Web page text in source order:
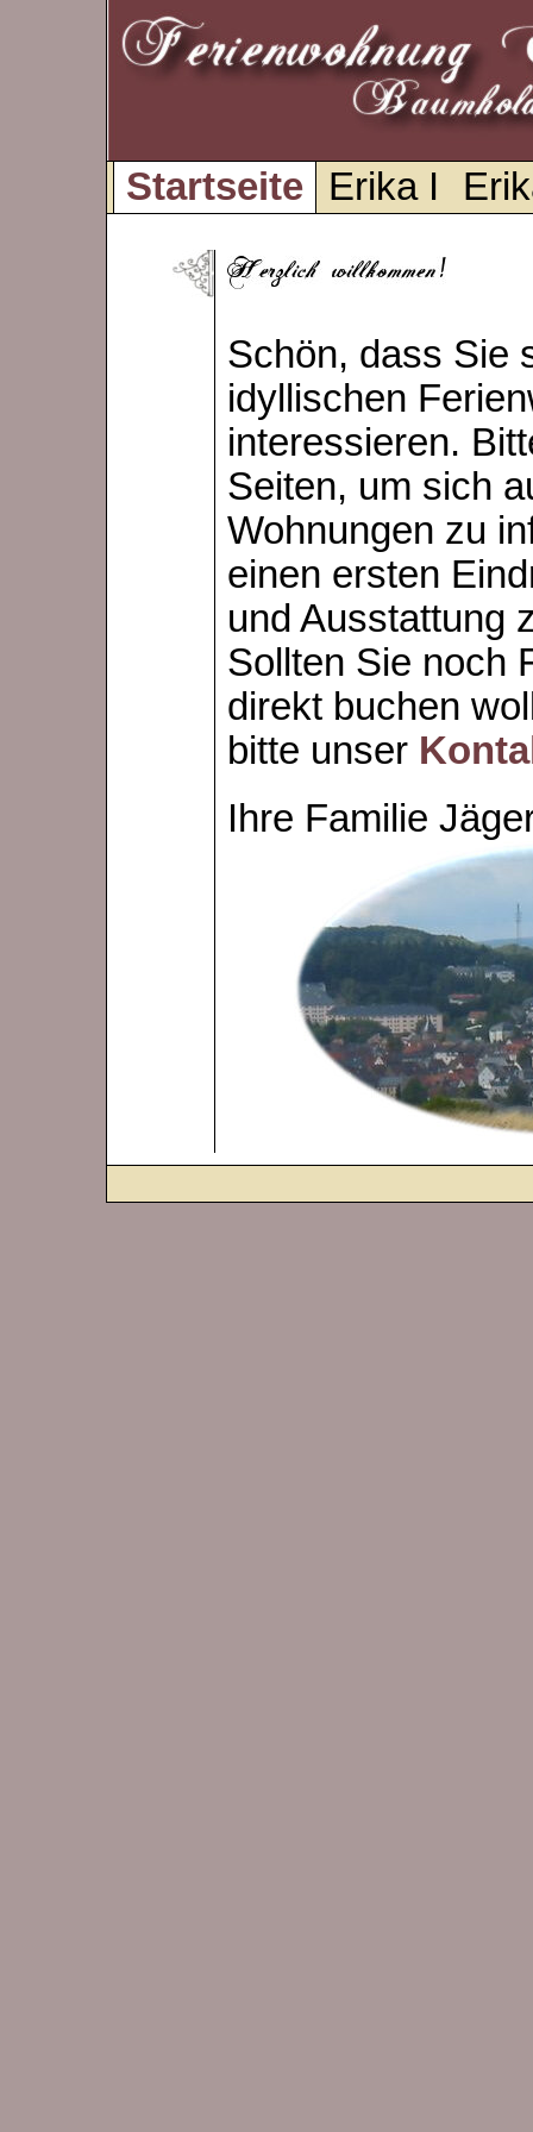
Startseite Erika I
Schön, dass Sie
idyllischen
interessieren.
Seiten, um sich
Wohnungen zu
einen ersten
und Ausstattung
Sollten Sie noch
direkt buchen
bitte unser
Ihre Familie